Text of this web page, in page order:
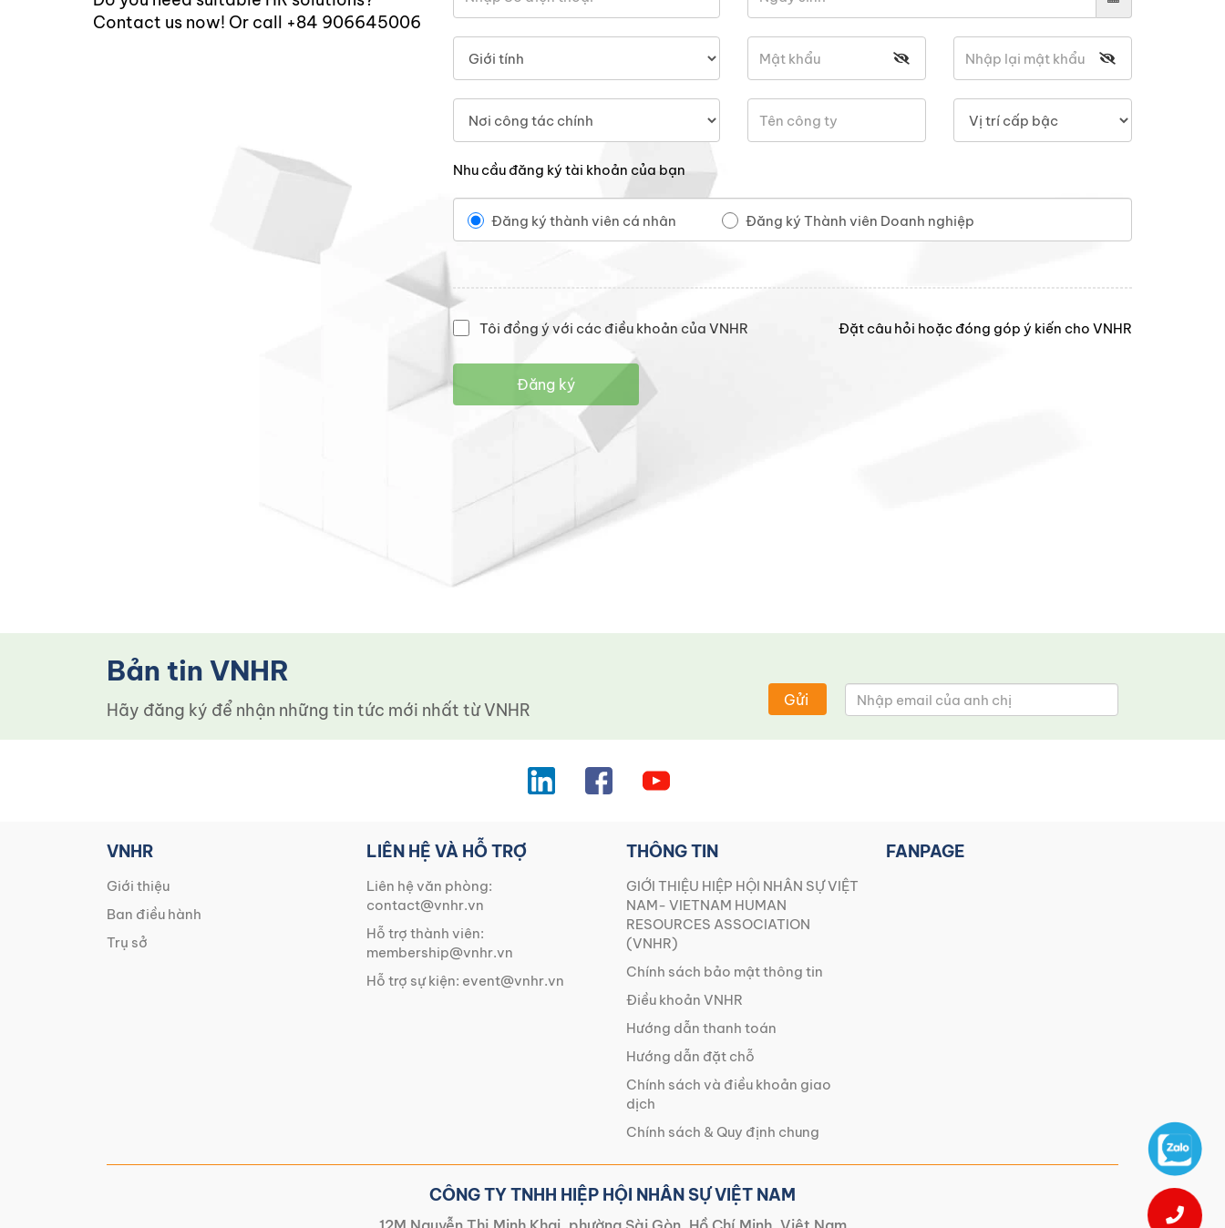
Contact us now! Or call +84 906645006
Nhu cầu đăng ký tài khoản của bạn
Đăng ký thành viên cá nhân Đăng ký Thành viên Doanh nghiệp
Tôi đồng ý với các điều khoản của VNHR Đặt câu hỏi hoặc đóng góp ý kiến cho VNHR
Đăng ký
Bản tin VNHR
Hãy đăng ký để nhận những tin tức mới nhất từ ​​VNHR Gửi
VNHR
Giới thiệu
Ban điều hành
Trụ sở
LIÊN HỆ VÀ HỖ TRỢ
Liên hệ văn phòng:
contact@vnhr.vn
Hỗ trợ thành viên:
membership@vnhr.vn
Hỗ trợ sự kiện: event@vnhr.vn
THÔNG TIN
GIỚI THIỆU HIỆP HỘI NHÂN SỰ VIỆT
NAM- VIETNAM HUMAN
RESOURCES ASSOCIATION
(VNHR)
Chính sách bảo mật thông tin
Điều khoản VNHR
Hướng dẫn thanh toán
Hướng dẫn đặt chỗ
Chính sách và điều khoản giao
dịch
Chính sách & Quy định chung
FANPAGE
CÔNG TY TNHH HIỆP HỘI NHÂN SỰ VIỆT NAM